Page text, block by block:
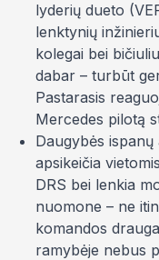
lyderių dueto
lenktynių
kolegai bei
dabar – turbūt
Pastarasis
Mercedes pilotą
Daugybės
apsikeičia
DRS bei lenkia
nuomone – ne itin
komandos
ramybėje nebus